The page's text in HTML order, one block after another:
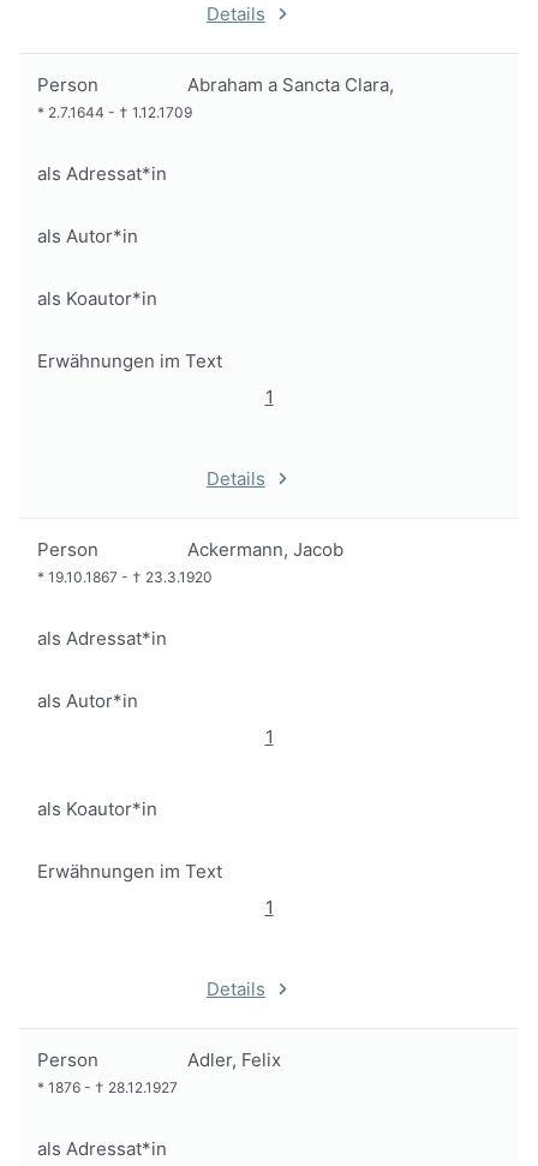
Details
Person Abraham a Sancta Clara,
* 2.7.1644 - † 1.12.1709
als Adressat*in
als Autor*in
als Koautor*in
Erwähnungen im Text
1
Details
Person Ackermann, Jacob
* 19.10.1867 - † 23.3.1920
als Adressat*in
als Autor*in
1
als Koautor*in
Erwähnungen im Text
1
Details
Person Adler, Felix
* 1876 - † 28.12.1927
als Adressat*in